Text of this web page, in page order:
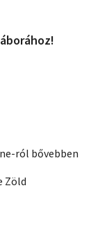
ról bővebben
Zöld